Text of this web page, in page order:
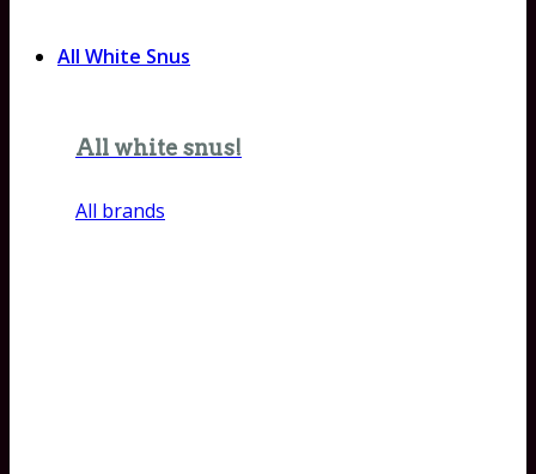
All White Snus
All white snus!
All brands